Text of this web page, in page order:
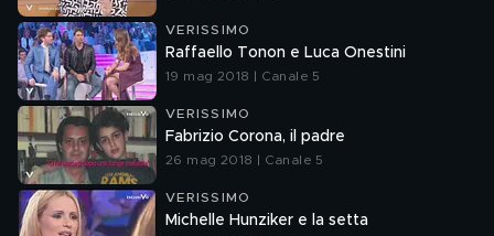
VERISSIMO
Raffaello Tonon e Luca Onestini
19 mag 2018 | Canale 5
VERISSIMO
Fabrizio Corona, il padre
26 mag 2018 | Canale 5
VERISSIMO
Michelle Hunziker e la setta